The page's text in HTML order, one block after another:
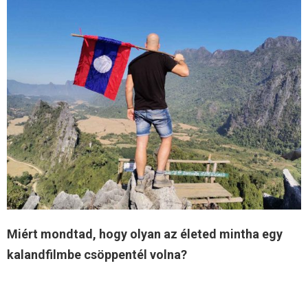
Miért mondtad, hogy olyan az életed mintha egy
kalandfilmbe csöppentél volna?